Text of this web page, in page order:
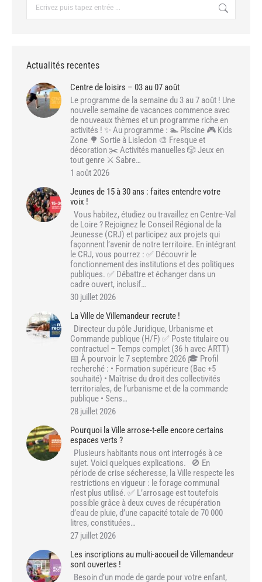
Actualités recentes
Centre de loisirs – 03 au 07 août
Le programme de la semaine du 3 au 7 août ! Une
nouvelle semaine de vacances commence avec
de nouveaux thèmes et un programme riche en
activités ! ✨ Au programme : 🏊 Piscine 🎮 Kids
Zone 🌳 Sortie à Lisledon 🎨 Fresque et
décoration ✂️ Activités manuelles 🎲 Jeux en
tout genre ⚔️ Sabre…
1 août 2026
Jeunes de 15 à 30 ans : faites entendre votre
voix !
Vous habitez, étudiez ou travaillez en Centre-Val
de Loire ? Rejoignez le Conseil Régional de la
Jeunesse (CRJ) et participez aux projets qui
façonnent l’avenir de notre territoire. En intégrant
le CRJ, vous pourrez : ✅ Découvrir le
fonctionnement des institutions et des politiques
publiques. ✅ Débattre et échanger dans un
cadre ouvert, inclusif…
30 juillet 2026
La Ville de Villemandeur recrute !
Directeur du pôle Juridique, Urbanisme et
Commande publique (H/F) ✅ Poste titulaire ou
contractuel – Temps complet (36 h avec ARTT)
📅 À pourvoir le 7 septembre 2026 🎓 Profil
recherché : • Formation supérieure (Bac +5
souhaité) • Maîtrise du droit des collectivités
territoriales, de l’urbanisme et de la commande
publique • Sens…
28 juillet 2026
Pourquoi la Ville arrose-t-elle encore certains
espaces verts ?
Plusieurs habitants nous ont interrogés à ce
sujet. Voici quelques explications. 🚫 En
période de crise sécheresse, la Ville respecte les
restrictions en vigueur : le forage communal
n’est plus utilisé. ✅ L’arrosage est toutefois
possible grâce à deux cuves de récupération
d’eau de pluie, d’une capacité totale de 70 000
litres, constituées…
27 juillet 2026
Les inscriptions au multi-accueil de Villemandeur
sont ouvertes !
Besoin d’un mode de garde pour votre enfant,